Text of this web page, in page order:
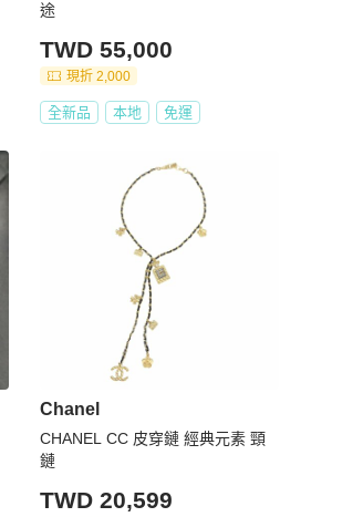
途
TWD 55,000
現折 2,000
全新品 本地 免運
Chanel
CHANEL CC 皮穿鏈 經典元素 頸
鏈
TWD 20,599